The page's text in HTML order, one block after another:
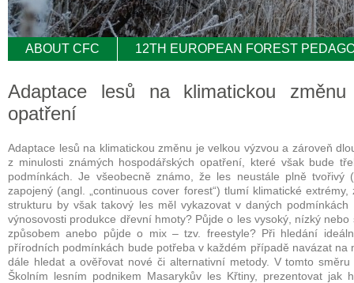
ABOUT CFC 12TH EUROPEAN FOREST
Adaptace lesů na klimatickou
opatření
Adaptace lesů na klimatickou změnu je velkou výzvou a zároveň
z minulosti známých hospodářských opatření, které však bude
podmínkách. Je všeobecně známo, že les neustále plně
zapojený (angl. „continuous cover forest“) tlumí klimatické
strukturu by však takový les měl vykazovat v daných
výnosovosti produkce dřevní hmoty? Půjde o les vysoký, nízký
způsobem anebo půjde o mix – tzv. freestyle? Při hledání
přírodních podmínkách bude potřeba v každém případě navázat
dále hledat a ověřovat nové či alternativní metody. V tomto
Školním lesním podnikem Masarykův les Křtiny, prezentovat